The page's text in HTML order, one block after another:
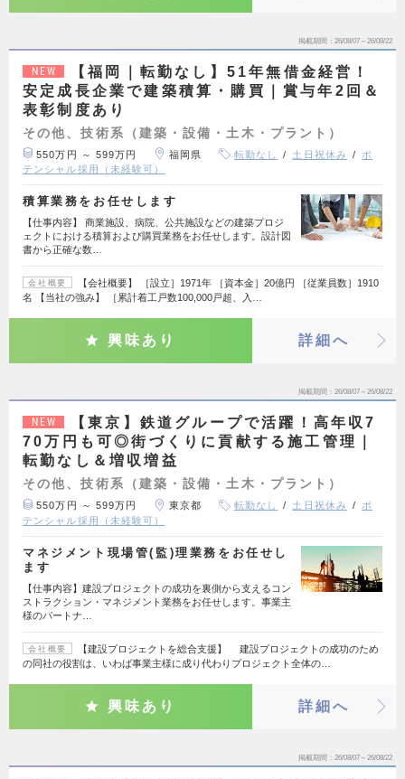
掲載期間 26/08/07～26/08/22
NEW
【福岡｜転勤なし】51年無借金経営！
安定成長企業で建築積算・購買｜賞与年2回＆
表彰制度あり
その他、技術系（建築・設備・土木・プラント）
550万円 ～ 599万円 福岡県 転勤なし 土日祝休み
ポ
テンシャル採用（未経験可）
積算業務をお任せします
【仕事内容】 商業施設、病院、公共施設などの建築プロジ
ェクトにおける積算および購買業務をお任せします。設計図
書から正確な数…
会社概要
【会社概要】 ［設立］1971年 ［資本金］20億円 ［従業員数］1910
名 【当社の強み】 ［累計着工戸数100,000戸超、入…
興味あり 詳細へ
掲載期間 26/08/07～26/08/22
NEW
【東京】鉄道グループで活躍！高年収7
70万円も可◎街づくりに貢献する施工管理｜
転勤なし＆増収増益
その他、技術系（建築・設備・土木・プラント）
550万円 ～ 599万円 東京都 転勤なし 土日祝休み
ポ
テンシャル採用（未経験可）
マネジメント現場管(監)理業務をお任せし
ます
【仕事内容】建設プロジェクトの成功を裏側から支えるコン
ストラクション・マネジメント業務をお任せします。事業主
様のパートナ…
会社概要
【建設プロジェクトを総合支援】 建設プロジェクトの成功のため
の同社の役割は、いわば事業主様に成り代わりプロジェクト全体の…
興味あり 詳細へ
掲載期間 26/08/07～26/08/22